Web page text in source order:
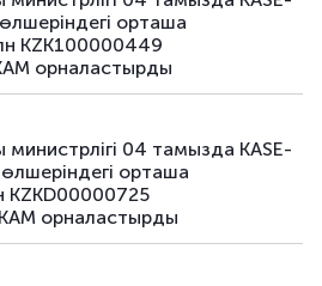
орташа
KZK100000449
орналастырды
04 тамызда KASE-
орташа
KZKD00000725
орналастырды